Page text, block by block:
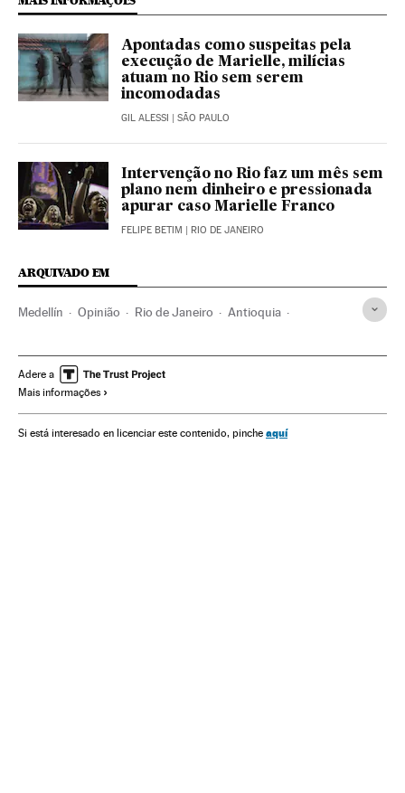
Apontadas como suspeitas pela
execução de Marielle, milícias
atuam no Rio sem serem
incomodadas
GIL ALESSI | SÃO PAULO
Intervenção no Rio faz um mês sem
plano nem dinheiro e pressionada
apurar caso Marielle Franco
FELIPE BETIM | RIO DE JANEIRO
ARQUIVADO EM
Medellín Opinião Rio de Janeiro Antioquia
América do Sul América Latina
Adere a
Mais informações
Si está interesado en licenciar este contenido, pinche aquí